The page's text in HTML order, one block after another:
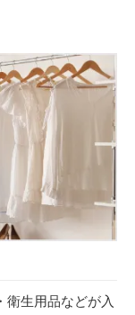
衛生用品などが入